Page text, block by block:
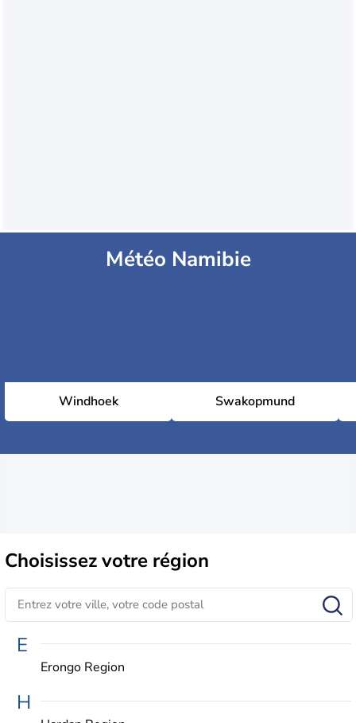
Météo Namibie
Windhoek Swakopmund
Choisissezvotre région
E
Erongo Region
H